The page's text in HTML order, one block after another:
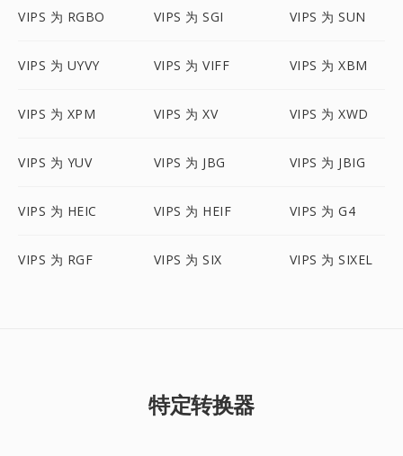
VIPS 为 RGBO VIPS 为 SGI VIPS 为 SUN
VIPS 为 UYVY VIPS 为 VIFF VIPS 为 XBM
VIPS 为 XPM VIPS 为 XV VIPS 为 XWD
VIPS 为 YUV VIPS 为 JBG VIPS 为 JBIG
VIPS 为 HEIC VIPS 为 HEIF VIPS 为 G4
VIPS 为 RGF VIPS 为 SIX VIPS 为 SIXEL
特定转换器